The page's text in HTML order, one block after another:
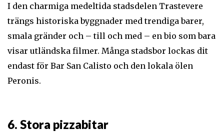
I den charmiga medeltida stadsdelen Trastevere
trängs historiska byggnader med trendiga barer,
smala gränder och – till och med – en bio som bara
visar utländska filmer. Många stadsbor lockas dit
endast för Bar San Calisto och den lokala ölen
Peronis.
6. Stora pizzabitar